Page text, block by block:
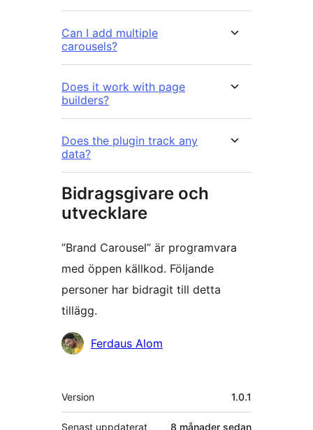
Can I add multiple
carousels?
Does it work with page
builders?
Does the plugin track any
data?
Bidragsgivare och
utvecklare
”Brand Carousel” är programvara
med öppen källkod. Följande
personer har bidragit till detta
tillägg.
BidragandeFerdaus Alom
Meta
Version 1.0.1
Senast uppdaterat 8 månader sedan